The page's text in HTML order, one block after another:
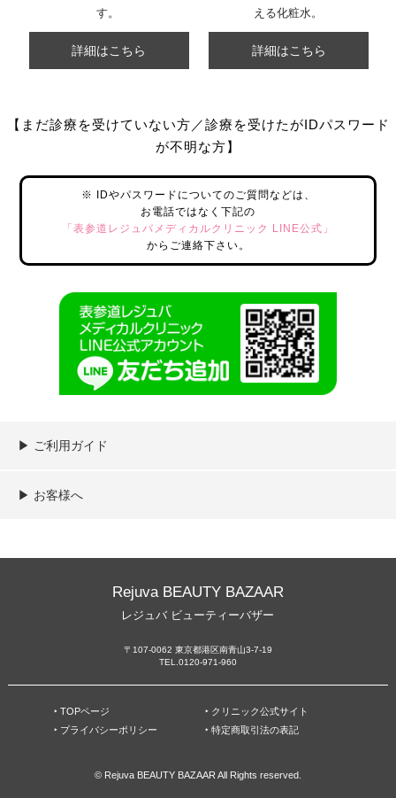
す。
詳細はこちら
える化粧水。
詳細はこちら
【まだ診療を受けていない方／診療を受けたがIDパスワード
が不明な方】
※ IDやパスワードについてのご質問などは、
お電話ではなく下記の
「表参道レジュバメディカルクリニック LINE公式」
からご連絡下さい。
▶︎ ご利用ガイド
ご利用ガイド
決済／配送／送料について
取り扱い商品一覧
顧客情報の取扱について
特定商取引法の表記
▶︎ お客様へ
Rejuva BEAUTY BAZAAR
レジュバ ビューティーバザー
〒107-0062 東京都港区南青山3-7-19
TEL.0120-971-960
‣ TOPページ
‣ クリニック公式サイト
‣ プライバシーポリシー
‣ 特定商取引法の表記
© Rejuva BEAUTY BAZAAR All Rights reserved.